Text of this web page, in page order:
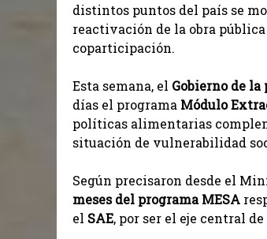
distintos puntos del país se
reactivación de la obra
coparticipación.
Esta semana, el Gobierno de
días el programa Módulo
políticas alimentarias
situación de vulnerabilidad
Según precisaron desde el
meses del programa MESA
el SAE, por ser el eje central